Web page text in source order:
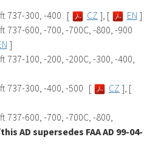
737-300, -400 [
CZ ], [ EN ]
600, -700, -700C, -800, -900
]
100, -200, -200C, -300, -400,
737-300, -400, -500 [
CZ ], [
600, -700, -700C, -800,
AD supersedes FAA AD 99-04-